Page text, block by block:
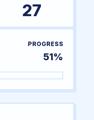
27
PROGRESS
51%